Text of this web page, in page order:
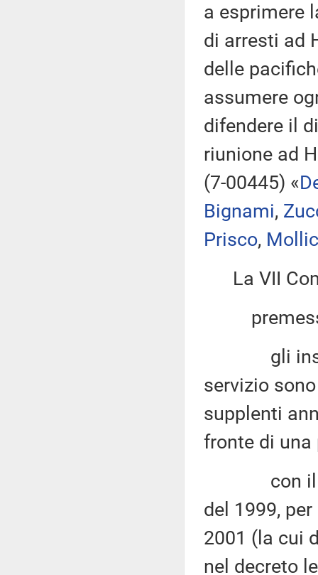
a esprimere
di arresti ad
delle
assumere
difendere il
riunione ad
(7-00445) «
Bignami,
Prisco,
La VII
gli
servizio
supplenti
fronte di una
con il
del 1999,
2001 (la cui
nel decreto